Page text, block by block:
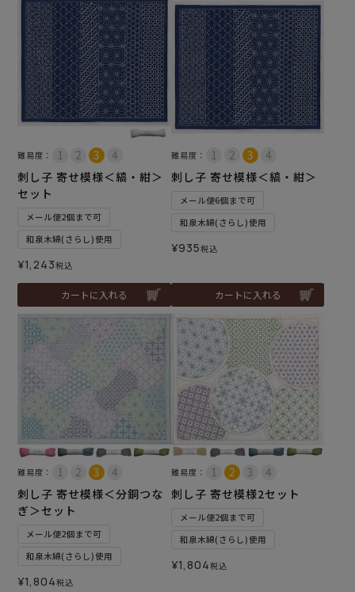
難易度：
刺し子 寄せ模様＜縞・紺＞
セット
メール便2個まで可
和泉木綿(さらし)使用
¥1,243税込
カートに入れる
難易度：
刺し子 寄せ模様＜縞・紺＞
メール便6個まで可
和泉木綿(さらし)使用
¥935税込
カートに入れる
難易度：
刺し子 寄せ模様＜分銅つな
ぎ＞セット
メール便2個まで可
和泉木綿(さらし)使用
¥1,804税込
難易度：
刺し子 寄せ模様2セット
メール便2個まで可
和泉木綿(さらし)使用
¥1,804税込